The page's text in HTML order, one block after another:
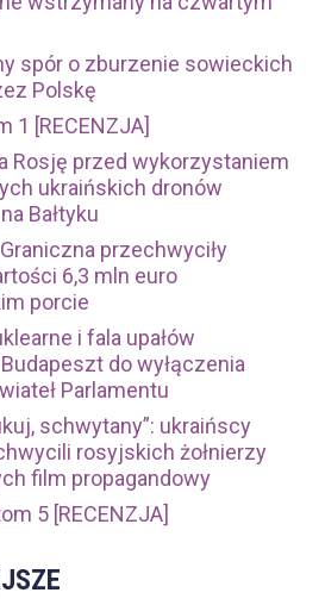
spór o zburzenie sowieckich
Polskę
1 [RECENZJA]
Rosję przed wykorzystaniem
ukraińskich dronów
Bałtyku
przechwyciły
6,3 mln euro
porcie
i fala upałów
do wyłączenia
Parlamentu
schwytany”: ukraińscy
rosyjskich żołnierzy
film propagandowy
5 [RECENZJA]